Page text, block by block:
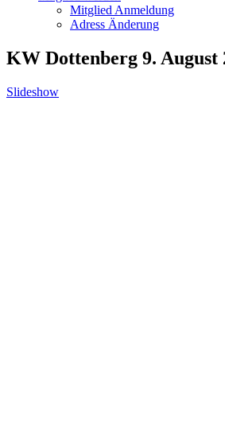
Mitglied Anmeldung
Adress Änderung
KW Dottenberg 9. August
Slideshow